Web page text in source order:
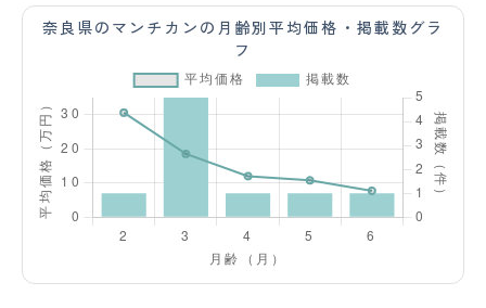
奈良県のマンチカンの月齢別平均価格・掲載数グラ
フ